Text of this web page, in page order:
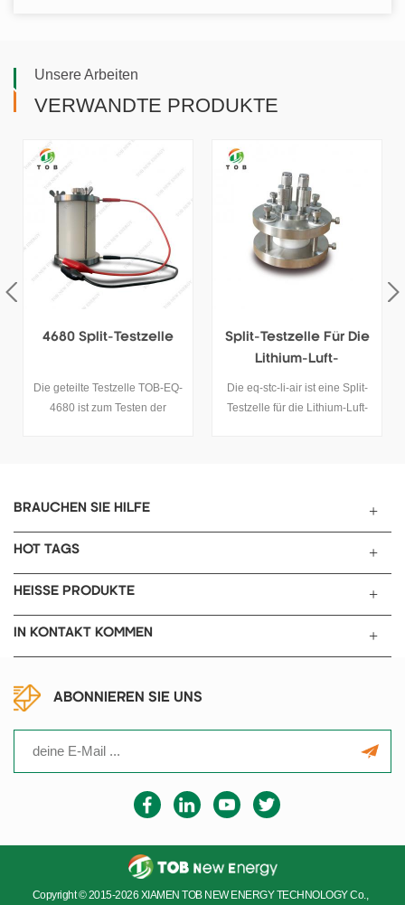
Unsere Arbeiten
VERWANDTE PRODUKTE
Split-Testzelle Für Die
Batterieforschung
Die eq-stc-li-air ist eine Split-
Testzelle für die Lithium-Luft-
Kathodenmaterialien testen.
Split-Testzelle Für F &
E-Knopfzellenbatterie
Das eq-3estc15 erforscht
hauptsächlich handgefertigte
BRAUCHEN SIE HILFE
HOT TAGS
HEISSE PRODUKTE
IN KONTAKT KOMMEN
ABONNIEREN SIE UNS
Copyright © 2015-2026 XIAMEN TOB NEW ENERGY TECHNOLOGY Co.,